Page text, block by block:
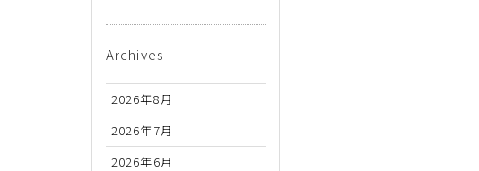
Archives
2026年8月
2026年7月
2026年6月